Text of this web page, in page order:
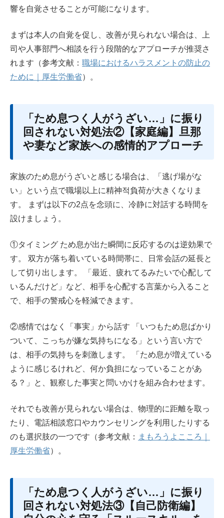
響を自覚させることが可能になります。
まずは本人の自覚を促し、改善が見られない場合は、上
司や人事部門へ相談を行う段階的なアプローチが推奨さ
れます（参考文献： 職場におけるハラスメントの防止の
ために｜厚生労働省）。
「ため息つく人がうざい…」に振り
回されない対処法②【家庭編】旦那
や妻など家族への感情的アプローチ
家族のため息がうざいと感じる場合は、「逃げ場がな
い」という点で職場以上に精神적負荷が大きくなりま
す。 まずは以下の2点を念頭に、冷静に対話する時間を
設けましょう。
①タイミング ため息が出た瞬間に反応するのは逆効果で
す。 双方が落ち着いている時間帯に、日常会話の延長と
して切り出します。 「最近、疲れてるみたいで心配して
いるんだけど」など、相手を心配する言葉から入ること
で、相手の警戒心を軽減できます。
②感情ではなく「事実」から話す 「いつもため息ばかり
ついて、こっちが嫌な気持ちになる」という言い方で
は、相手の気持ちを刺激します。 「ため息が増えている
ように感じるけれど、何か負担になっていることがあ
る？」と、観察した事実と問いかけを組み合わせます。
それでも改善が見られない場合は、物理的に距離を取っ
たり、電話相談窓口やカウンセリングを利用したりする
のも選択肢の一つです（参考文献： まもろうよこころ｜
厚生労働省）。
「ため息つく人がうざい…」に振り
回されない対処法③【自己防衛編】